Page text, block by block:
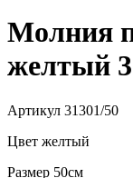
Молния
желтый
Артикул 31301/50
Цвет желтый
Размер 50см